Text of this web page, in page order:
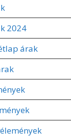
2024
árak